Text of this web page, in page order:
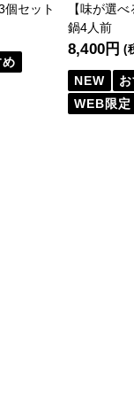
個セット
め
【味が選
鍋4人前
8,400円 (
NEW
WEB限定